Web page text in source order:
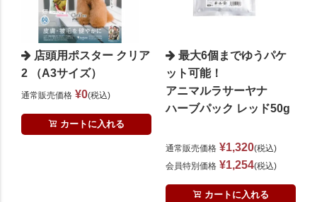
店頭用ポスター クリア
2 （A3サイズ）
通常販売価格 ¥0 税込
カートに入れる
最大6個までゆうパケ
ット可能！
アニマルラサーヤナ
ハーブパック レッド50g
通常販売価格 ¥1,320 税込
会員特別価格 ¥1,254 税込
カートに入れる